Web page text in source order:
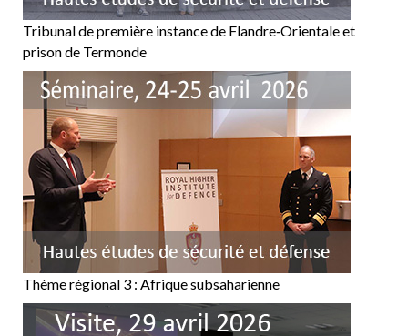
Tribunal de première instance de Flandre‑Orientale et
prison de Termonde
Thème régional 3 : Afrique subsaharienne